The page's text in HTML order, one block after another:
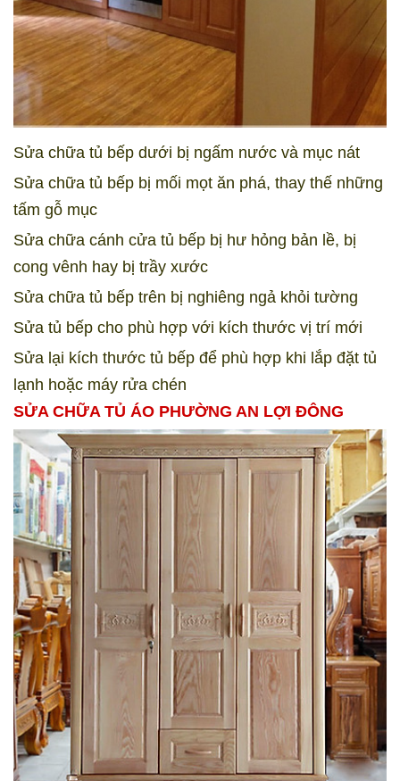
Sửa chữa tủ bếp dưới bị ngấm nước và mục nát
Sửa chữa tủ bếp bị mối mọt ăn phá, thay thế những
tấm gỗ mục
Sửa chữa cánh cửa tủ bếp bị hư hỏng bản lề, bị
cong vênh hay bị trầy xước
Sửa chữa tủ bếp trên bị nghiêng ngả khỏi tường
Sửa tủ bếp cho phù hợp với kích thước vị trí mới
Sửa lại kích thước tủ bếp để phù hợp khi lắp đặt tủ
lạnh hoặc máy rửa chén
SỬA CHỮA TỦ ÁO PHƯỜNG AN LỢI ĐÔNG